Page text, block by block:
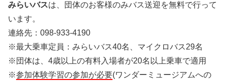
みらいバスは、団体のお客様のみバス送迎を無料で行って
います。
連絡先：098-933-4190
※最大乗車定員：みらいバス40名、マイクロバス29名
※団体は、4歳以上の有料入場者が20名以上乗車で適用
※参加体験学習の参加が必要(ワンダーミュージアムへの